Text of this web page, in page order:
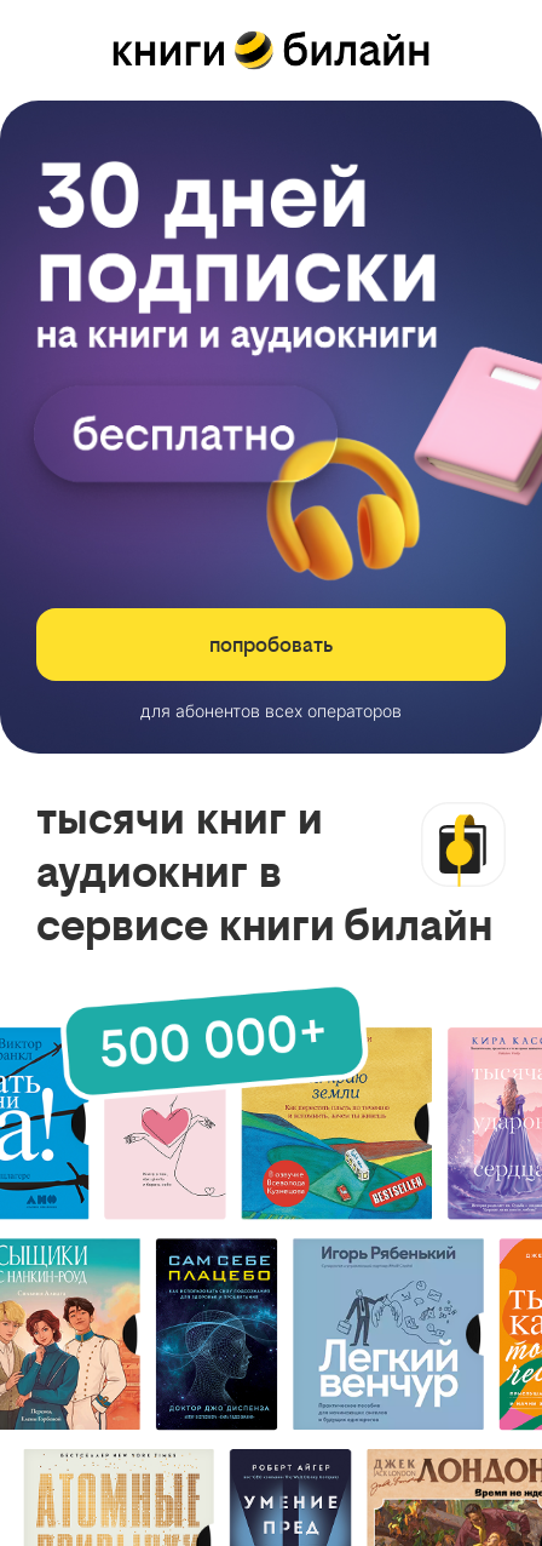
попробовать
для абонентов всех операторов
тысячи книг и
аудиокниг в
сервисе книги билайн